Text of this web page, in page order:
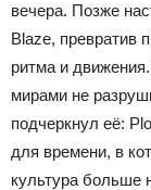
вечера. Позже
Blaze, превратив
ритма и
мирами не
подчеркнул её:
для времени, в
культура больше